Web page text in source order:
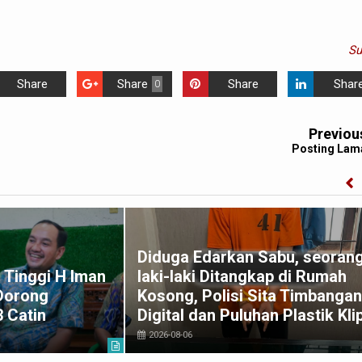
Share 0
Share Share
Posting
H Iman
Catin
Diduga Edarkan Sabu,
laki-laki Ditangkap di Rumah
Kosong, Polisi Sita Timbangan
Digital dan Puluhan Plastik
2026-08-06